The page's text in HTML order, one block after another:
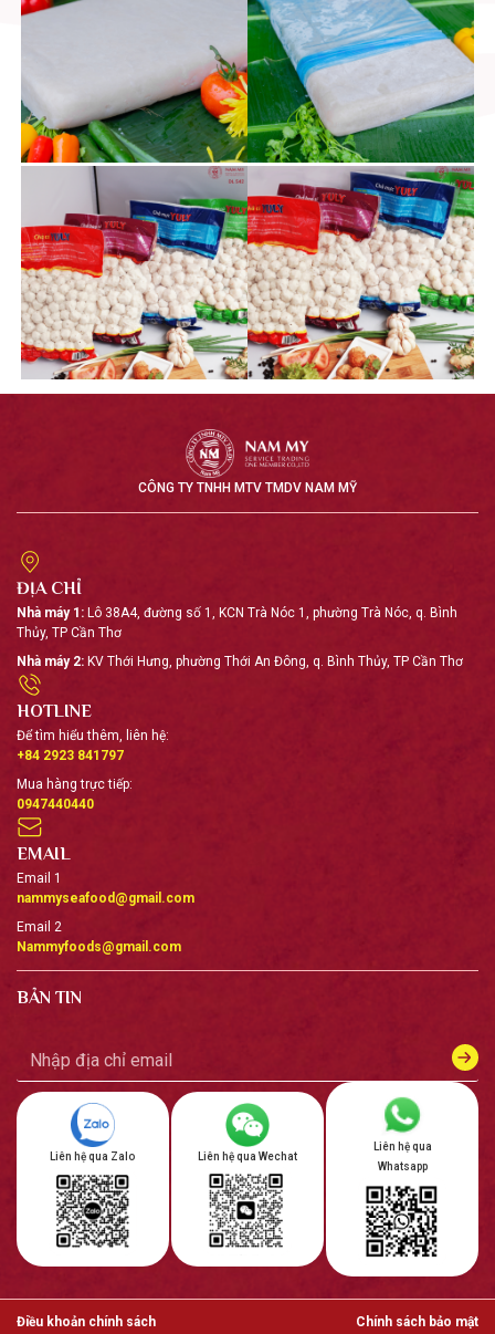
CÔNG TY TNHH MTV TMDV NAM MỸ
ĐỊA CHỈ
Nhà máy 1: Lô 38A4, đường số 1, KCN Trà Nóc 1, phường Trà Nóc, q. Bình
Thủy, TP Cần Thơ
Nhà máy 2: KV Thới Hưng, phường Thới An Đông, q. Bình Thủy, TP Cần Thơ
HOTLINE
Để tìm hiểu thêm, liên hệ:
+84 2923 841797
Mua hàng trực tiếp:
0947440440
EMAIL
Email 1
nammyseafood@gmail.com
Email 2
Nammyfoods@gmail.com
BẢN TIN
Liên hệ qua Zalo Liên hệ qua Wechat
Liên hệ qua
Whatsapp
Điều khoản chính sách Chính sách bảo mật